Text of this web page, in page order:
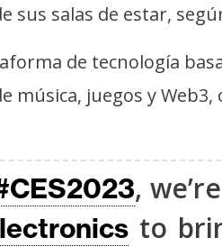
sus salas de estar,
de tecnología
música, juegos y
,
to